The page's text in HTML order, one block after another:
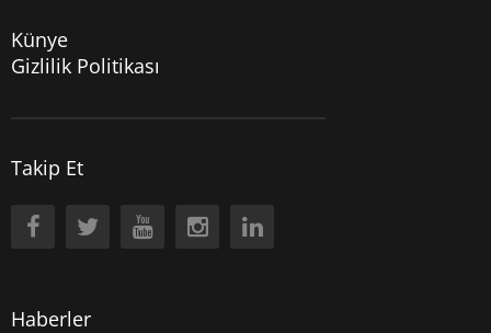
Künye
Gizlilik Politikası
Takip Et
Haberler